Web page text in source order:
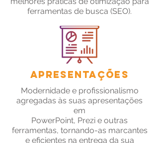
ferramentas de busca (SEO).
Apresentações
Modernidade e profissionalismo
agregadas às suas apresentações
em
PowerPoint, Prezi e outras
ferramentas, tornando-as marcantes
e eficientes na entrega da sua